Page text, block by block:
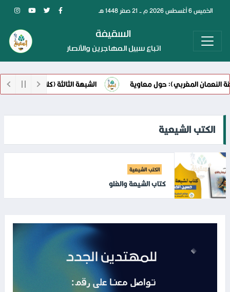
الخميس 6 أغسطس 2026 م - 21 صفر 1448 هـ
السقيفة
اتباع سبيل المهاجرين والأنصار
المغربي): حول معاوية الشبهة الثالثة (كلام ابن أبي
الكتب الشيعية
الكتب الشيعية
كتاب الشيعة والغلو